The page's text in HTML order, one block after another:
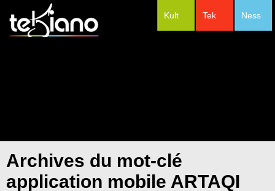
Ness
Tek
Kult
Archives du mot-clé
application mobile ARTAQI